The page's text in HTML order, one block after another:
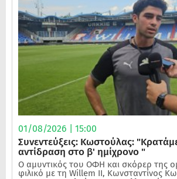
01/08/2026 | 15:00
Συνεντεύξεις: Κωστούλας:
αντίδραση στο β' ημίχρονο "
Ο αμυντικός του ΟΦΗ και σκόρερ της
φιλικό με τη Willem II, Κωνσταντίνος